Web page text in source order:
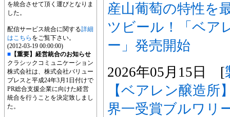
を統合させて頂く運びとなりま
した。
配信サービス統合に関する詳細
はこちら をご覧下さい。
(2012-03-19 00:00:00)
■ 【重要】経営統合のお知らせ
クラシックコミュニケーション
株式会社は、株式会社バリュー
プレスと平成24年3月1日付けで
PR総合支援企業に向けた経営
統合を行うことを決定致しまし
た。
産山葡萄の特性を
ツビール！「ベ
ー」発売開始
2026年05月15日 [
【ベアレン醸造所
界一受賞ブルワリ